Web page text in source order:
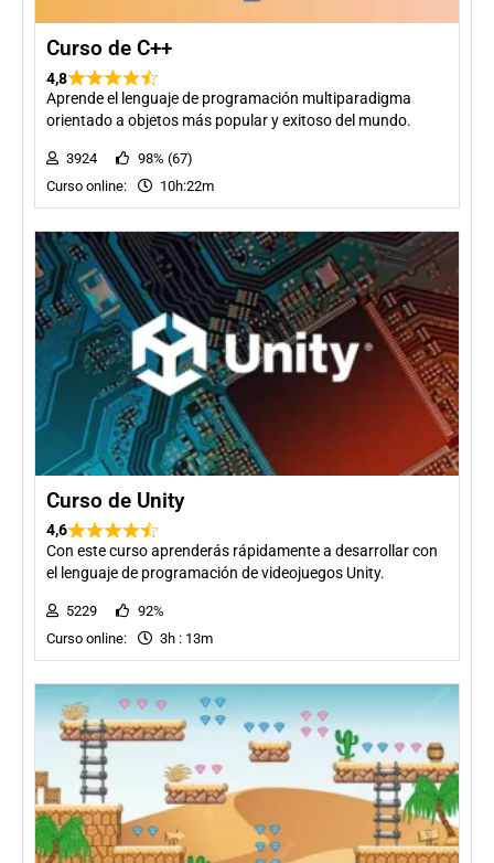
Curso de C++
4,8
Aprende el lenguaje de programación multiparadigma
orientado a objetos más popular y exitoso del mundo.
3924
98% (67)
Curso online:
10h:22m
Curso de Unity
4,6
Con este curso aprenderás rápidamente a desarrollar con
el lenguaje de programación de videojuegos Unity.
5229
92%
Curso online:
3h : 13m